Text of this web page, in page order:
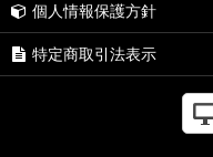
個人情報保護方針
特定商取引法表示